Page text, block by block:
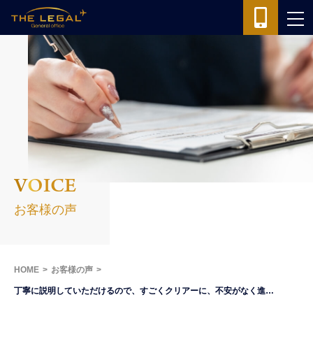
VOICE
お客様の声
HOME お客様の声
丁寧に説明していただけるので、すごくクリアーに、不安がなく進…